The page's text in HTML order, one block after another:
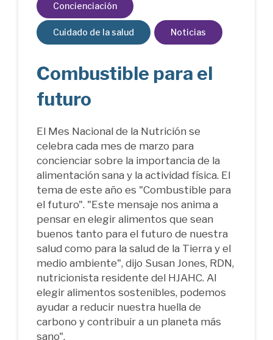
Concienciación
Cuidado de la salud Noticias
Combustible para el
futuro
El Mes Nacional de la Nutrición se
celebra cada mes de marzo para
concienciar sobre la importancia de la
alimentación sana y la actividad física. El
tema de este año es "Combustible para
el futuro". "Este mensaje nos anima a
pensar en elegir alimentos que sean
buenos tanto para el futuro de nuestra
salud como para la salud de la Tierra y el
medio ambiente", dijo Susan Jones, RDN,
nutricionista residente del HJAHC. Al
elegir alimentos sostenibles, podemos
ayudar a reducir nuestra huella de
carbono y contribuir a un planeta más
sano".